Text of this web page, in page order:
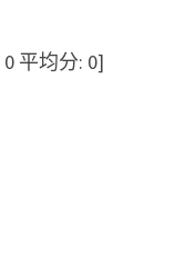
0 平均分: 0]